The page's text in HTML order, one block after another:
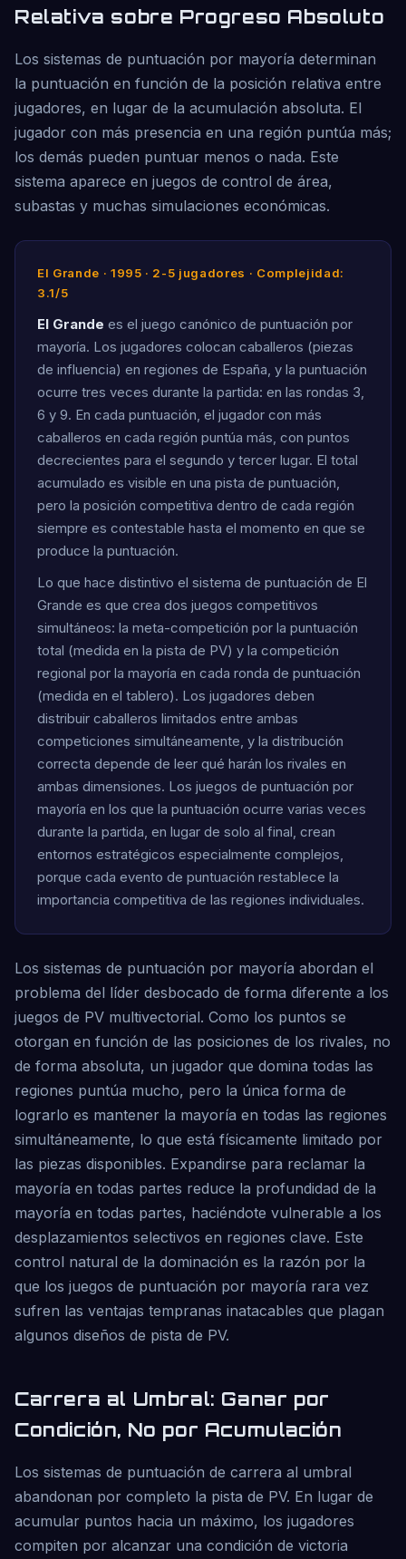
Relativa sobre Progreso Absoluto
Los sistemas de puntuación por mayoría determinan
la puntuación en función de la posición relativa entre
jugadores, en lugar de la acumulación absoluta. El
jugador con más presencia en una región puntúa más;
los demás pueden puntuar menos o nada. Este
sistema aparece en juegos de control de área,
subastas y muchas simulaciones económicas.
El Grande · 1995 · 2-5 jugadores · Complejidad:
3.1/5
El Grande es el juego canónico de puntuación por
mayoría. Los jugadores colocan caballeros (piezas
de influencia) en regiones de España, y la puntuación
ocurre tres veces durante la partida: en las rondas 3,
6 y 9. En cada puntuación, el jugador con más
caballeros en cada región puntúa más, con puntos
decrecientes para el segundo y tercer lugar. El total
acumulado es visible en una pista de puntuación,
pero la posición competitiva dentro de cada región
siempre es contestable hasta el momento en que se
produce la puntuación.
Lo que hace distintivo el sistema de puntuación de El
Grande es que crea dos juegos competitivos
simultáneos: la meta-competición por la puntuación
total (medida en la pista de PV) y la competición
regional por la mayoría en cada ronda de puntuación
(medida en el tablero). Los jugadores deben
distribuir caballeros limitados entre ambas
competiciones simultáneamente, y la distribución
correcta depende de leer qué harán los rivales en
ambas dimensiones. Los juegos de puntuación por
mayoría en los que la puntuación ocurre varias veces
durante la partida, en lugar de solo al final, crean
entornos estratégicos especialmente complejos,
porque cada evento de puntuación restablece la
importancia competitiva de las regiones individuales.
Los sistemas de puntuación por mayoría abordan el
problema del líder desbocado de forma diferente a los
juegos de PV multivectorial. Como los puntos se
otorgan en función de las posiciones de los rivales, no
de forma absoluta, un jugador que domina todas las
regiones puntúa mucho, pero la única forma de
lograrlo es mantener la mayoría en todas las regiones
simultáneamente, lo que está físicamente limitado por
las piezas disponibles. Expandirse para reclamar la
mayoría en todas partes reduce la profundidad de la
mayoría en todas partes, haciéndote vulnerable a los
desplazamientos selectivos en regiones clave. Este
control natural de la dominación es la razón por la
que los juegos de puntuación por mayoría rara vez
sufren las ventajas tempranas inatacables que plagan
algunos diseños de pista de PV.
Carrera al Umbral: Ganar por
Condición, No por Acumulación
Los sistemas de puntuación de carrera al umbral
abandonan por completo la pista de PV. En lugar de
acumular puntos hacia un máximo, los jugadores
compiten por alcanzar una condición de victoria